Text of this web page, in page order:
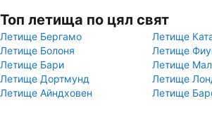
Топ летища по цял свят
Летище Бергамо
Летище
Летище Болоня
Летище
Летище Бари
Летище
Летище Дортмунд
Летище
Летище Айндховен
Летище